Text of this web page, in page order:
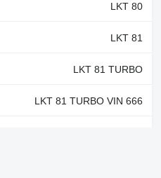
LKT 80
LKT 81
LKT 81 TURBO
LKT 81 TURBO VIN 666